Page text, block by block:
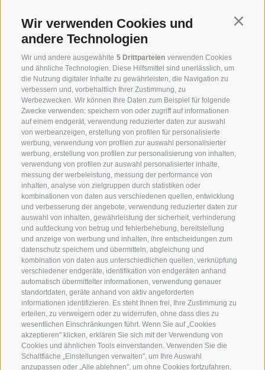
Wir verwenden Cookies und
andere Technologien
Wir und andere ausgewählte 5 Drittparteien verwenden Cookies
und ähnliche Technologien. Diese Hilfsmittel sind unerlässlich, um
die Nutzung digitaler Inhalte zu gewährleisten, die Navigation zu
verbessern und, vorbehaltlich Ihrer Zustimmung, zu
Werbezwecken. Wir können Ihre Daten zum Beispiel für folgende
Zwecke verwenden: speichern von oder zugriff auf informationen
auf einem endgerät, verwendung reduzierter daten zur auswahl
von werbeanzeigen, erstellung von profilen für personalisierte
werbung, verwendung von profilen zur auswahl personalisierter
werbung, erstellung von profilen zur personalisierung von inhalten,
verwendung von profilen zur auswahl personalisierter inhalte,
messung der werbeleistung, messung der performance von
inhalten, analyse von zielgruppen durch statistiken oder
kombinationen von daten aus verschiedenen quellen, entwicklung
und verbesserung der angebote, verwendung reduzierter daten zur
auswahl von inhalten, gewährleistung der sicherheit, verhinderung
und aufdeckung von betrug und fehlerbehebung, bereitstellung
und anzeige von werbung und inhalten, ihre entscheidungen zum
datenschutz speichern und übermitteln, abgleichung und
kombination von daten aus unterschiedlichen quellen, verknüpfung
verschiedener endgeräte, identifikation von endgeräten anhand
automatisch übermittelter informationen, verwendung genauer
standortdaten, geräte anhand von aktiv angeforderten
informationen identifizieren. Es steht Ihnen frei, Ihre Zustimmung zu
erteilen, zu verweigern oder zu widerrufen, ohne dass dies zu
wesentlichen Einschränkungen führt. Wenn Sie auf „Cookies
akzeptieren" klicken, erklären Sie sich mit der Verwendung von
Cookies und ähnlichen Tools einverstanden. Verwenden Sie die
Schaltfläche „Einstellungen verwalten", um Ihre Auswahl
anzupassen oder „Alle ablehnen", um ohne Cookies fortzufahren,
Öffnungszeiten Ausstellung
Mo - Fr 8.00 - 12.00 | 14.00 - 18.30
Samstag nach Terminvereinbarung ( tel. 0471-
971007)
Öffnungszeiten Magazin/Warenabholung
Mo - Fr 7.30 - 12.00 | 13.30 - 17.00
Termocenter OHG
Mayr-Nusser-Str. 24
I - 39100 Bozen
+39 0471 971007
info@termocenter.com
+39 0471 971007